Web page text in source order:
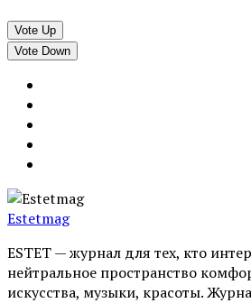
Vote Up
Vote Down
Estetmag
ESTET — журнал для тех, кто
нейтральное пространство
искусства, музыки, красоты.